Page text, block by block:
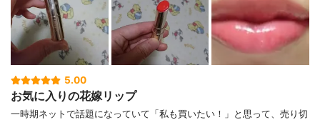
5.00
お気に入りの花嫁リップ
一時期ネットで話題になっていて「私も買いたい！」と思って、売り切